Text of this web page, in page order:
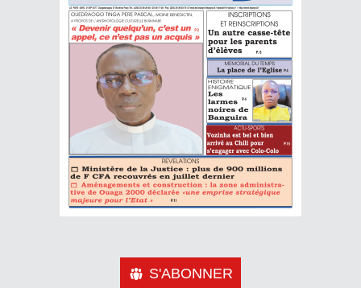
S'ABONNER